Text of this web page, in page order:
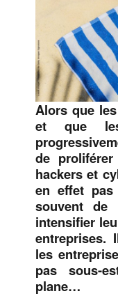
Alors que
et que
de
hackers et
en effet
souvent de
intensifier
entreprises.
les
pas sous-
plane…